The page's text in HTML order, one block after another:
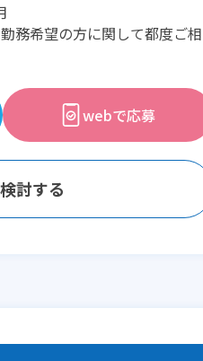
務希望の方に関して都度ご相
webで応募